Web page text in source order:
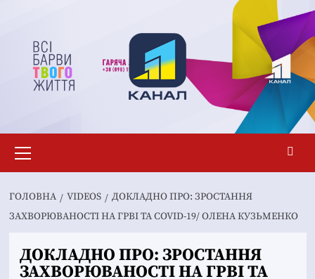
вмісту
меню
ГОЛОВНА VIDEOS
ДОКЛАДНО ПРО: ЗРОСТАННЯ
ЗАХВОРЮВАНОСТІ НА ГРВІ ТА COVID-19/ ОЛЕНА КУЗЬМЕНКО
ДОКЛАДНО ПРО: ЗРОСТАННЯ
ЗАХВОРЮВАНОСТІ НА ГРВІ ТА